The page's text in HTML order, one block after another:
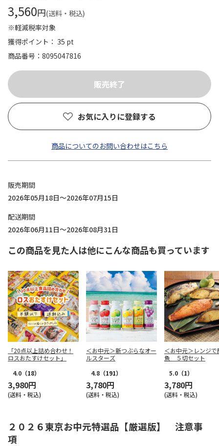
3,560円(送料・税込)
※軽減税率対象
獲得ポイント： 35 pt
商品番号
8095047816
お気に入りに登録する
商品についてのお問い合わせはこちら
販売期間
2026年05月18日～2026年07月15日
配送期間
2026年06月11日～2026年08月31日
この商品を見た人は他にこんな商品も買っています
「20点以上詰め合わせ！
ロスおたすけセット」
4.0 （18）
3,980円
(送料・税込)
＜お中元＞新つぶらなオー
ルスターズ
4.8 （191）
3,780円
(送料・税込)
＜お中元＞レンジで
魚 ５切セット
5.0 （1）
3,780円
(送料・税込)
２０２６東京お中元特選品【厳選版】 注意事
項